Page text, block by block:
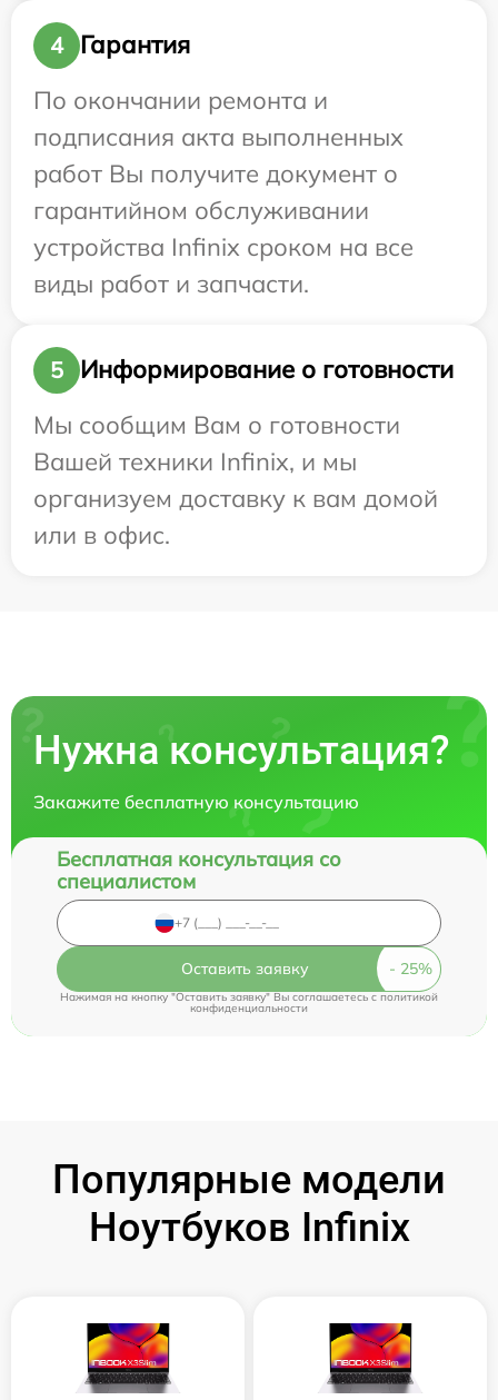
4
Гарантия
По окончании ремонта и
подписания акта выполненных
работ Вы получите документ о
гарантийном обслуживании
устройства Infinix сроком на все
виды работ и запчасти.
5
Информирование о готовности
Мы сообщим Вам о готовности
Вашей техники Infinix, и мы
организуем доставку к вам домой
или в офис.
Нужна консультация?
Закажите бесплатную консультацию
Бесплатная консультация со
специалистом
Оставить заявку
Нажимая на кнопку "Оставить заявку" Вы соглашаетесь cполитикой
конфиденциальности
Популярные модели
Ноутбуков Infinix